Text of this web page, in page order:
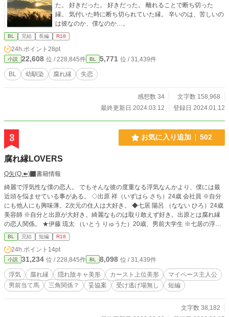
た。 好きだった。 好きだった。 離れることで断ち切った
縁。 気付いた時に断ち切られていた縁。 辛いのは、苦しいの
は彼なのか、僕なのか…。
BL 完結 長編 R18
24h.ポイント 28pt
小説 22,608 位 / 228,845件 BL 5,771 位 / 31,439件
BL 幼馴染 腐れ縁 失恋
感想数 34
文字数 158,968
最終更新日 2024.03.12
登録日 2024.01.12
3 お気に入り追加 502
腐れ縁LOVERS
Q矢(Q.➽)
書籍情報
綺麗で浮気性な僕の恋人。 でもそんな彼の度重なる浮気なんかより、僕には最
近頭を悩ませている事がある。 ◇出原 祥（いずはら さち）24歳 会社員 ※自分
にも他人にも興味薄。2次元の住人は大好き。 ◆七居 陽呂 （なない ひろ）24歳
美容師 ※自分と出原が大好き。綺麗なものは取り敢えず好き。出原とは腐れ縁
の恋人関係。 ★伊藤 琉太 （いとう りゅうた）20歳、男前大学生 ※七居の浮気
相手になってた最中に帰ってきた出原に一目惚れ。 七居はまあまあ好きだが出
原はもっと好き。何とか出原を奪いたい。 9/22、出原父視点の前後編追加しま
した。本作品はこれにて完結です。 ありがとうございました。
BL 完結 短編 R18
24h.ポイント 14pt
小説 31,234 位 / 228,845件 BL 8,098 位 / 31,439件
浮気 腐れ縁 隠れ陰キャ美形 カースト上位美形
マイペース主人公
男前当て馬
三角関係？ 妥協案 受け逃げ場無し 短編
文字数 38,182